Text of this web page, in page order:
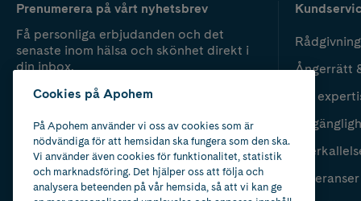
Prenumerera på vårt nyhetsbrev
Få personliga erbjudanden och det
senaste inom hälsa och skönhet direkt i
din inbox.
Ångerrätt
Vår
Leveranser
Cookies på Apohem
På Apohem använder vi oss av cookies som är
nödvändiga för att hemsidan ska fungera som den ska.
Vi använder även cookies för funktionalitet, statistik
och marknadsföring. Det hjälper oss att följa och
analysera beteenden på vår hemsida, så att vi kan ge